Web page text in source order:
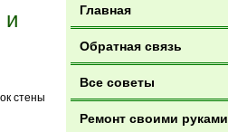
Главная
Обратная связь
Все советы
Ремонт своими руками
и
стены